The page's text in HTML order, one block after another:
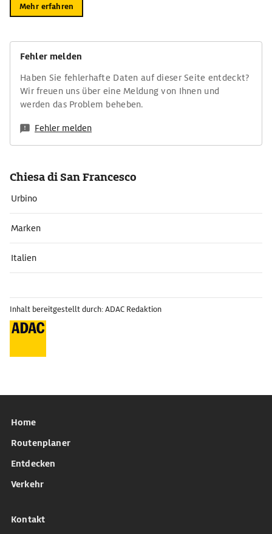
Mehr erfahren
Fehler melden
Haben Sie fehlerhafte Daten auf dieser Seite entdeckt?
Wir freuen uns über eine Meldung von Ihnen und
werden das Problem beheben.
Fehler melden
Chiesa di San Francesco
Urbino
Marken
Italien
Inhalt bereitgestellt durch: ADAC Redaktion
Home
Routenplaner
Entdecken
Verkehr
Kontakt